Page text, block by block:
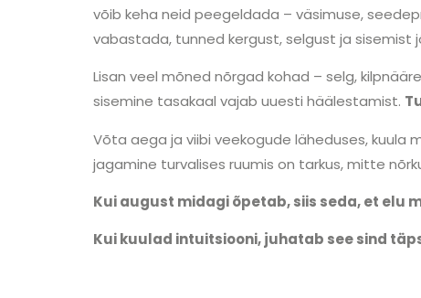
võib keha neid peegeldada – väsimuse,
vabastada, tunned kergust, selgust ja sisemist
Lisan veel mõned nõrgad kohad – selg,
sisemine tasakaal vajab uuesti häälestamist.
Võta aega ja viibi veekogude läheduses, kuula
jagamine turvalises ruumis on tarkus, mitte
Kui august midagi õpetab, siis seda, et elu
Kui kuulad intuitsiooni, juhatab see sind